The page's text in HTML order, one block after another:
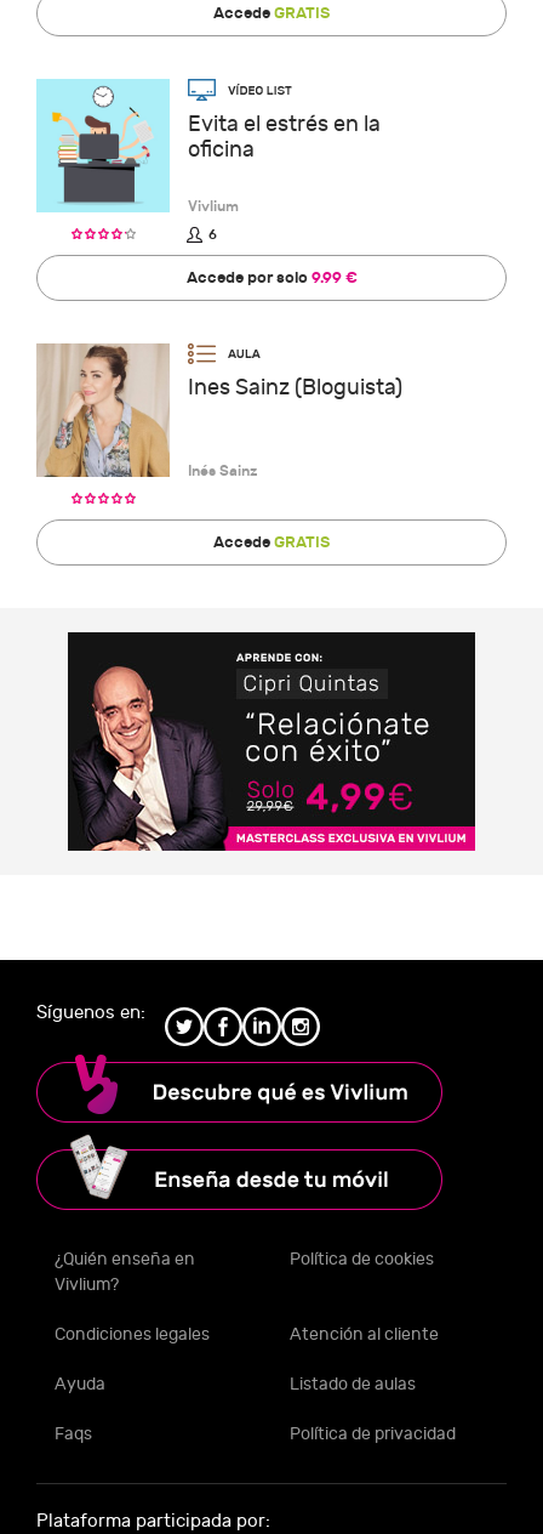
AccedeGRATIS
Evita el estrés en la
oficina
Vivlium
6
Accede por solo9.99 €
Ines Sainz (Bloguista)
Inés Sainz
AccedeGRATIS
Síguenos en:
¿Quién enseña en
Vivlium?
Política de cookies
Condiciones legales Atención al cliente
Ayuda Listado de aulas
Faqs Política de privacidad
Plataforma participada por: